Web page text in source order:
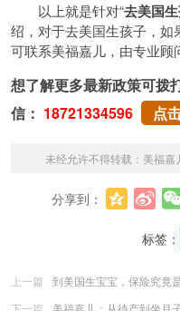
以上就是针对“去美国
绍，对于去美国生孩子，如
可联系美福嘉儿，由专业顾
想了解更多最新政策可拨
信： 18721334596 点
未经允许不得转载： 美福嘉
分享到：
标签：
上一篇
到美国生宝宝，保险究竟